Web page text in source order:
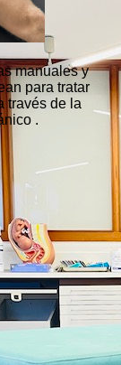
manuales y
para tratar
través de la
.